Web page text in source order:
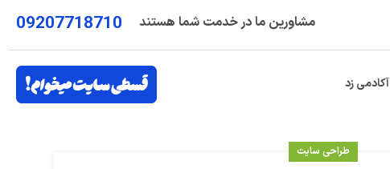
مشاورین ما در خدمت شما هستند 09207718710
آکادمی زد
طراحی سایت